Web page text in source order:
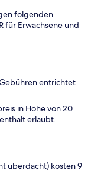
folgenden
für Erwachsene und
entrichtet
in Höhe von 20
erlaubt.
überdacht) kosten 9